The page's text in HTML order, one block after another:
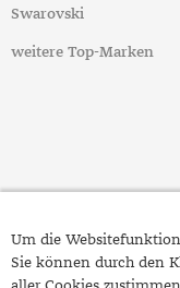
Swarovski
weitere Top-Marken
SCHMUCK.DE
Um die
Sie können durch den